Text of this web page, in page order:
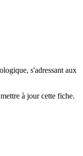
s'adressant aux
à jour cette fiche.